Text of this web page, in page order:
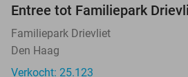
Entree tot Familiepark
Familiepark Drievliet
Den Haag
Verkocht: 25.123